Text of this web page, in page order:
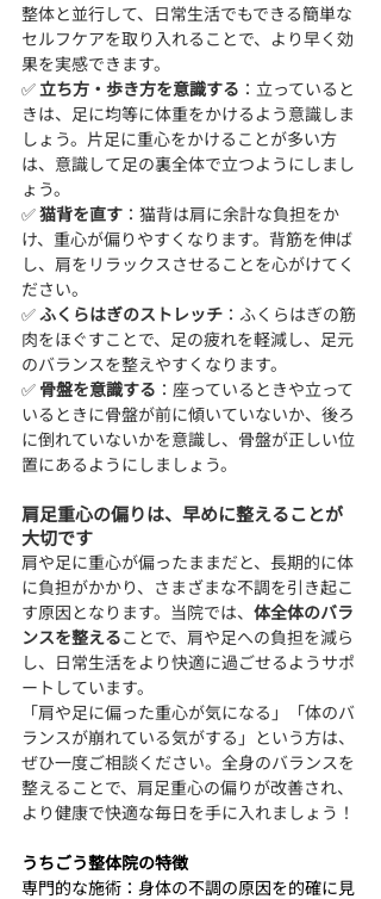
整体と並行して、日常生活でもできる簡単な
セルフケアを取り入れることで、より早く効
果を実感できます。
✅ 立ち方・歩き方を意識する ：立っていると
きは、足に均等に体重をかけるよう意識しま
しょう。片足に重心をかけることが多い方
は、意識して足の裏全体で立つようにしまし
ょう。
✅ 猫背を直す ：猫背は肩に余計な負担をか
け、重心が偏りやすくなります。背筋を伸ば
し、肩をリラックスさせることを心がけてく
ださい。
✅ ふくらはぎのストレッチ ：ふくらはぎの筋
肉をほぐすことで、足の疲れを軽減し、足元
のバランスを整えやすくなります。
✅ 骨盤を意識する ：座っているときや立って
いるときに骨盤が前に傾いていないか、後ろ
に倒れていないかを意識し、骨盤が正しい位
置にあるようにしましょう。
肩足重心の偏りは、早めに整えることが
大切です
肩や足に重心が偏ったままだと、長期的に体
に負担がかかり、さまざまな不調を引き起こ
す原因となります。当院では、 体全体のバラ
ンスを整えることで、肩や足への負担を減ら
し、日常生活をより快適に過ごせるようサポ
ートしています。
「肩や足に偏った重心が気になる」「体のバ
ランスが崩れている気がする」という方は、
ぜひ一度ご相談ください。全身のバランスを
整えることで、肩足重心の偏りが改善され、
より健康で快適な毎日を手に入れましょう！
うちごう整体院の特徴
専門的な施術：身体の不調の原因を的確に見